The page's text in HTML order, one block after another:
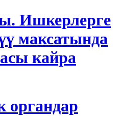
Ишкерлерге
максатында
кайра
органдар